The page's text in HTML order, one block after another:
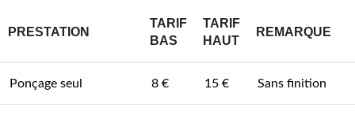
PRESTATION
TARIF
BAS
TARIF
HAUT
REMARQUE
Ponçage seul 8 € 15 € Sans finition